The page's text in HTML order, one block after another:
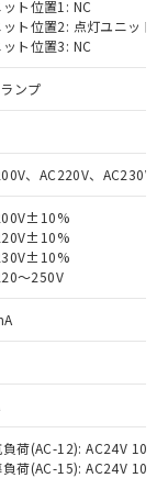
ット位置1: NC
ト位置2: 点灯ユニット
ット位置3: NC
ンプ
、AC220V、AC230V
～250V
荷(AC-12): AC24V 10A/
負荷(AC-15): AC24V
意のうえ
物質）の
商品で
の非含
定のある
物質）の
を出す予